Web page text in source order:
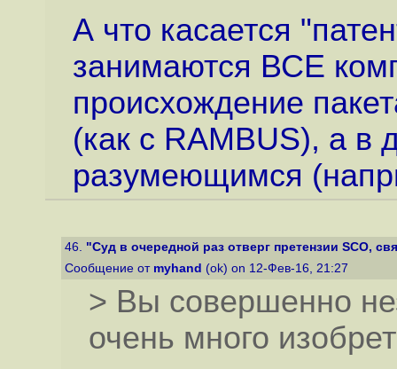
А что касается
занимаются ВСЕ
происхождение
(как с RAMBUS), а в
разумеющимся
46. "Суд в очередной раз отверг претензии SCO,
Сообщение от myhand (ok) on 12-Фев-16, 21:27
> Вы совершенно
очень много